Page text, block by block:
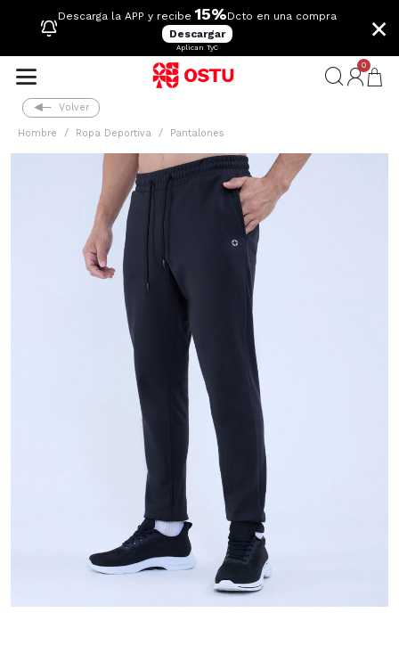
Descarga la APP y recibe 15%Dcto en una compra
Descargar
Aplican TyC
×
0
Volver
Hombre Ropa Deportiva Pantalones